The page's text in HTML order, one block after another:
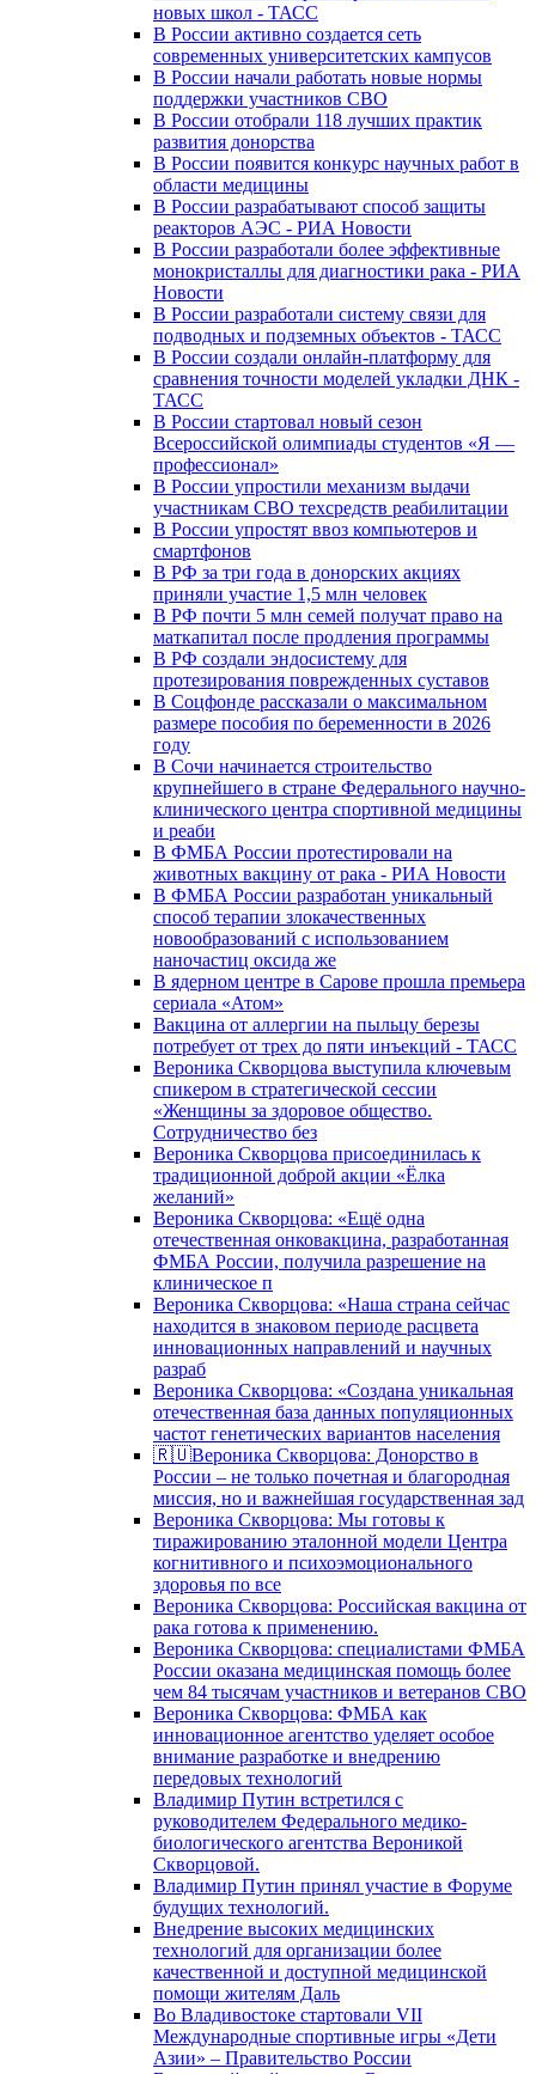
новых школ - ТАСС
В России активно создается сеть
современных университетских кампусов
В России начали работать новые нормы
поддержки участников СВО
В России отобрали 118 лучших практик
развития донорства
В России появится конкурс научных работ в
области медицины
В России разрабатывают способ защиты
реакторов АЭС - РИА Новости
В России разработали более эффективные
монокристаллы для диагностики рака - РИА
Новости
В России разработали систему связи для
подводных и подземных объектов - ТАСС
В России создали онлайн-платформу для
сравнения точности моделей укладки ДНК -
ТАСС
В России стартовал новый сезон
Всероссийской олимпиады студентов «Я —
профессионал»
В России упростили механизм выдачи
участникам СВО техсредств реабилитации
В России упростят ввоз компьютеров и
смартфонов
В РФ за три года в донорских акциях
приняли участие 1,5 млн человек
В РФ почти 5 млн семей получат право на
маткапитал после продления программы
В РФ создали эндосистему для
протезирования поврежденных суставов
В Соцфонде рассказали о максимальном
размере пособия по беременности в 2026
году
В Сочи начинается строительство
крупнейшего в стране Федерального научно-
клинического центра спортивной медицины
и реаби
В ФМБА России протестировали на
животных вакцину от рака - РИА Новости
В ФМБА России разработан уникальный
способ терапии злокачественных
новообразований с использованием
наночастиц оксида же
В ядерном центре в Сарове прошла премьера
сериала «Атом»
Вакцина от аллергии на пыльцу березы
потребует от трех до пяти инъекций - ТАСС
Вероника Скворцова выступила ключевым
спикером в стратегической сессии
«Женщины за здоровое общество.
Сотрудничество без
Вероника Скворцова присоединилась к
традиционной доброй акции «Ёлка
желаний»
Вероника Скворцова: «Ещё одна
отечественная онковакцина, разработанная
ФМБА России, получила разрешение на
клиническое п
Вероника Скворцова: «Наша страна сейчас
находится в знаковом периоде расцвета
инновационных направлений и научных
разраб
Вероника Скворцова: «Создана уникальная
отечественная база данных популяционных
частот генетических вариантов населения
🇷🇺Вероника Скворцова: Донорство в
России – не только почетная и благородная
миссия, но и важнейшая государственная зад
Вероника Скворцова: Мы готовы к
тиражированию эталонной модели Центра
когнитивного и психоэмоционального
здоровья по все
Вероника Скворцова: Российская вакцина от
рака готова к применению.
Вероника Скворцова: специалистами ФМБА
России оказана медицинская помощь более
чем 84 тысячам участников и ветеранов СВО
Вероника Скворцова: ФМБА как
инновационное агентство уделяет особое
внимание разработке и внедрению
передовых технологий
Владимир Путин встретился с
руководителем Федерального медико-
биологического агентства Вероникой
Скворцовой.
Владимир Путин принял участие в Форуме
будущих технологий.
Внедрение высоких медицинских
технологий для организации более
качественной и доступной медицинской
помощи жителям Даль
Во Владивостоке стартовали VII
Международные спортивные игры «Дети
Азии» – Правительство России